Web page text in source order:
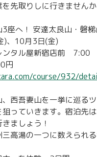
先取りしに行きません
座へ！ 安達太良山・磐
)、10月3日(金)
ンタル屋新宿店前 7:00
円
course/932/
西吾妻山を一挙に巡るツ
っていきます。宿泊先
ましょう！
高湯の一つに数えられ